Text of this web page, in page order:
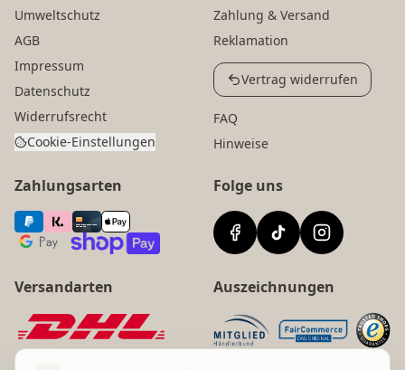
Umweltschutz
AGB
Impressum
Datenschutz
Widerrufsrecht
Cookie-Einstellungen
Zahlung & Versand
Reklamation
Vertrag widerrufen
FAQ
Hinweise
Zahlungsarten
Versandarten
Folge uns
Auszeichnungen